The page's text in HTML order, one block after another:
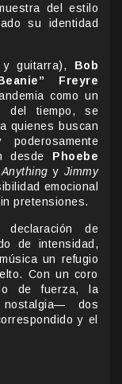
del estilo
su identidad
guitarra), Bob
Freyre
como un
del tiempo, se
quienes buscan
desde Phoebe
y Jimmy
emocional
pretensiones.
de
de intensidad,
un refugio
Con un coro
de fuerza, la
dos
y el